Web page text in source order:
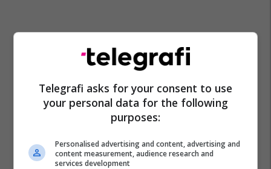
Telegrafi asks for your consent to use
your personal data for the following
purposes:
Personalised advertising and content, advertising and
content measurement, audience research and
services development